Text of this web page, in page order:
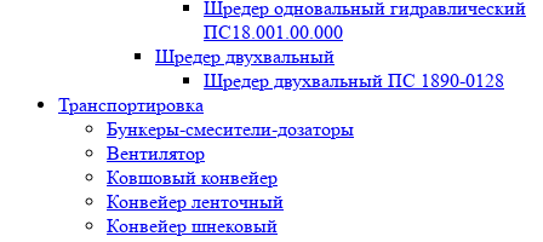
Шредер одновальный гидравлический
ПС18.001.00.000
Шредер двухвальный
Шредер двухвальный ПС 1890-0128
Транспортировка
Бункеры-смесители-дозаторы
Вентилятор
Ковшовый конвейер
Конвейер ленточный
Конвейер шнековый